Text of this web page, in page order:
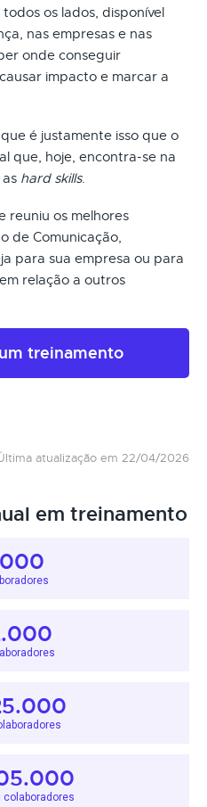
os lados, disponível
nas empresas e nas
onde conseguir
impacto e marcar a
é justamente isso que o
que, hoje, encontra-se na
hard skills.
reuniu os melhores
de Comunicação,
para sua empresa ou para
relação a outros
treinamento
atualização em 22/04/2026
em treinamento
colaboradores